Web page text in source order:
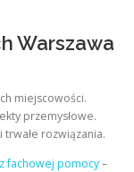
Warszawa
miejscowości.
przemysłowe.
trwałe rozwiązania.
fachowej pomocy–